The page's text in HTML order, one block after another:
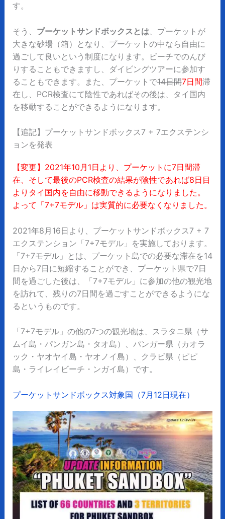
す。
そう、 プーケットサンドボックスとは 、プーケットが
大きな砂場（箱）となり、プーケットの中なら自由に
過ごして良いという制度になります。ビーチでのんび
りすることもできますし、ダイビングツアーに参加す
ることもできます。また、プーケットで14日間7日間滞
在し、PCR検査にて陰性であればその後は、タイ国内
を移動することができるようになります。
【追記】プーケットサンドボックス7 + 7エクステンシ
ョンを発表
【変更】2021年10月1日より、プーケットに7日間滞
在、そして最後のPCR検査の結果が陰性であれば8日目
よりタイ国内を自由に移動できるようになりました。
よって「7+7モデル」は実質的に必要なくなりました。
2021年8月16日より、プーケットサンドボックス7 + 7
エクステンション「7+7モデル」を実施しております。
「7+7モデル」とは、プーケット島での必要な滞在を14
日から7日に短縮することができ、プーケット県で7日
間を過ごした後は、「7+7モデル」に参加の他の観光地
を訪れて、残りの7日間を過ごすことができるようにな
るというものです。
「7+7モデル」の他の7つの観光地は、スラタニ県（サ
ムイ島・パンガン島・タオ島）、パンガー県（カオラ
ック・ヤオヤイ島・ヤオノイ島）、クラビ県（ピピ
島・ライレイビーチ・ンガイ島）です。
プーケットサンドボックス対象国（7月12日現在）